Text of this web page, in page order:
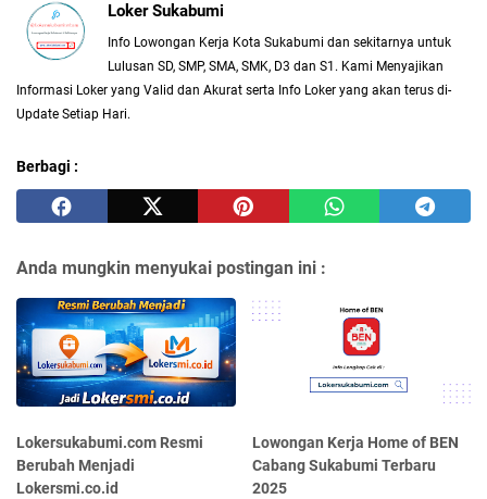
Loker Sukabumi
Info Lowongan Kerja Kota Sukabumi dan sekitarnya untuk
Lulusan SD, SMP, SMA, SMK, D3 dan S1. Kami Menyajikan
Informasi Loker yang Valid dan Akurat serta Info Loker yang akan terus di-
Update Setiap Hari.
Berbagi :
Anda mungkin menyukai postingan ini :
Lokersukabumi.com Resmi
Berubah Menjadi
Lokersmi.co.id
Lowongan Kerja Home of BEN
Cabang Sukabumi Terbaru
2025